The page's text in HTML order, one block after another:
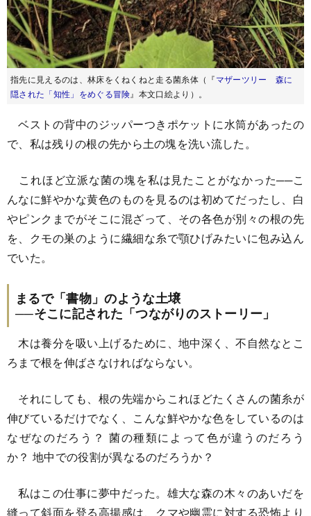
指先に見えるのは、林床をくねくねと走る菌糸体（『マザーツリー 森に
隠された「知性」をめぐる冒険』本文口絵より）。
ベストの背中のジッパーつきポケットに水筒があったの
で、私は残りの根の先から土の塊を洗い流した。
これほど立派な菌の塊を私は見たことがなかった──こ
んなに鮮やかな黄色のものを見るのは初めてだったし、白
やピンクまでがそこに混ざって、その各色が別々の根の先
を、クモの巣のように繊細な糸で顎ひげみたいに包み込ん
でいた。
まるで「書物」のような土壌
──そこに記された「つながりのストーリー」
木は養分を吸い上げるために、地中深く、不自然なとこ
ろまで根を伸ばさなければならない。
それにしても、根の先端からこれほどたくさんの菌糸が
伸びているだけでなく、こんな鮮やかな色をしているのは
なぜなのだろう？ 菌の種類によって色が違うのだろう
か？ 地中での役割が異なるのだろうか？
私はこの仕事に夢中だった。雄大な森の木々のあいだを
縫って斜面を登る高揚感は、クマや幽霊に対する恐怖より